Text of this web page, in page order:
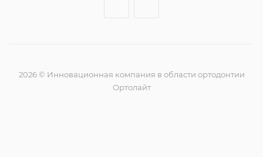
2026 © Инновационная компания в области ортодонтии
Ортолайт